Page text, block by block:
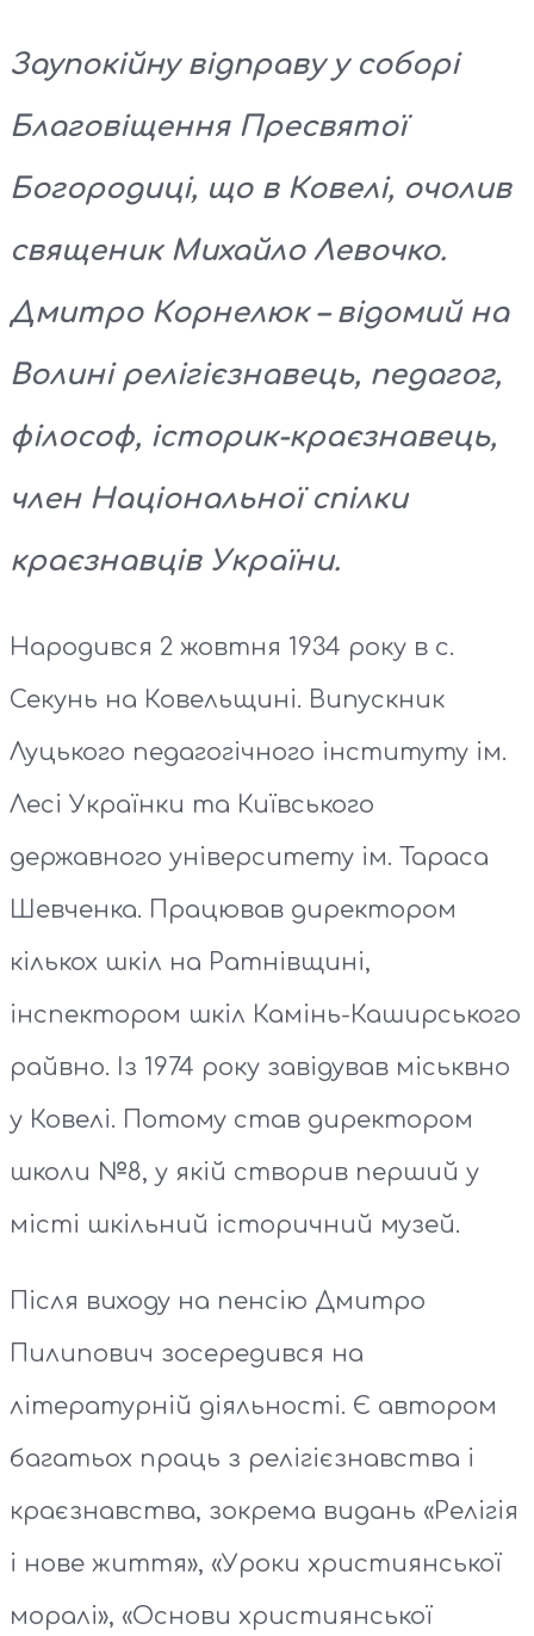
Заупокійну відправу у соборі
Благовіщення Пресвятої
Богородиці, що в Ковелі, очолив
священик Михайло Левочко.
Дмитро Корнелюк – відомий на
Волині релігієзнавець, педагог,
філософ, історик-краєзнавець,
член Національної спілки
краєзнавців України.
Народився 2 жовтня 1934 року в с.
Секунь на Ковельщині. Випускник
Луцького педагогічного інституту ім.
Лесі Українки та Київського
державного університету ім. Тараса
Шевченка. Працював директором
кількох шкіл на Ратнівщині,
інспектором шкіл Камінь-Каширського
райвно. Із 1974 року завідував міськвно
у Ковелі. Потому став директором
школи №8, у якій створив перший у
місті шкільний історичний музей.
Після виходу на пенсію Дмитро
Пилипович зосередився на
літературній діяльності. Є автором
багатьох праць з релігієзнавства і
краєзнавства, зокрема видань «Релігія
і нове життя», «Уроки християнської
моралі», «Основи християнської